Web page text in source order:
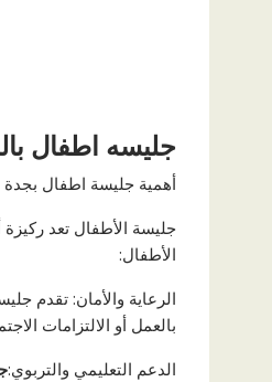
جليسه اطفال
أهمية جليسة اطفال بجدة
جليسة الأطفال تعد
الأطفال:
الرعاية والأمان: تقدم
بالعمل أو الالتزامات
الدعم التعليمي والتربوي: